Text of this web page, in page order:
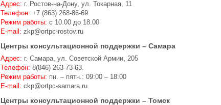
Адрес: г. Ростов-на-Дону, ул. Токарная, 11
Телефон: +7 (863) 268-86-69.
Режим работы: с 10.00 до 18.00
E-mail: zkp@ortpc-rostov.ru
Центры консультационной поддержки – Самара
Адрес: г. Самара, ул. Советской Армии, 205
Телефон: 8(846) 263-73-63.
Режим работы: пн. – пятн.: 09:00 – 18:00
E-mail: ckp@ortpc-samara.ru
Центры консультационной поддержки – Томск